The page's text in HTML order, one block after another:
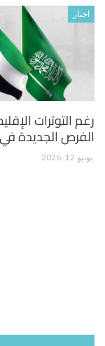
اخبار
رغم التوترات
الفرص الجديدة
يونيو 12, 2026